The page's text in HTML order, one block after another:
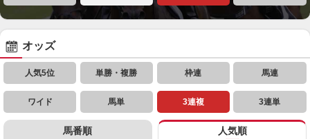
オッズ
人気5位 単勝・複勝 枠連 馬連
ワイド 馬単 3連複 3連単
馬番順 人気順